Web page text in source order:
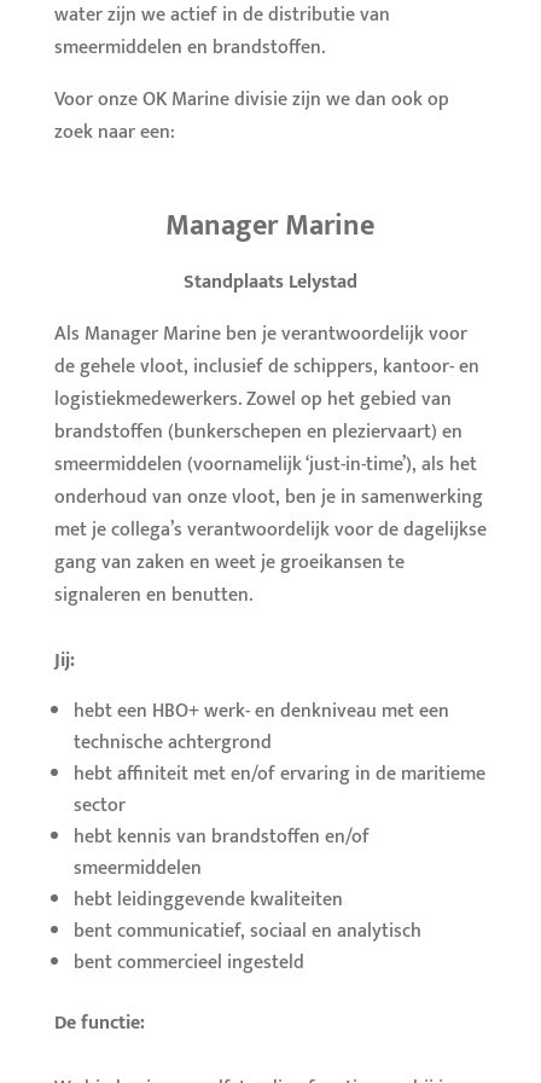
water zijn we actief in de distributie van
smeermiddelen en brandstoffen.
Voor onze OK Marine divisie zijn we dan ook op
zoek naar een:
Manager Marine
Standplaats Lelystad
Als Manager Marine ben je verantwoordelijk voor
de gehele vloot, inclusief de schippers, kantoor- en
logistiekmedewerkers. Zowel op het gebied van
brandstoffen (bunkerschepen en pleziervaart) en
smeermiddelen (voornamelijk ‘just-in-time’), als het
onderhoud van onze vloot, ben je in samenwerking
met je collega’s verantwoordelijk voor de dagelijkse
gang van zaken en weet je groeikansen te
signaleren en benutten.
Jij:
hebt een HBO+ werk- en denkniveau met een
technische achtergrond
hebt affiniteit met en/of ervaring in de maritieme
sector
hebt kennis van brandstoffen en/of
smeermiddelen
hebt leidinggevende kwaliteiten
bent communicatief, sociaal en analytisch
bent commercieel ingesteld
De functie: